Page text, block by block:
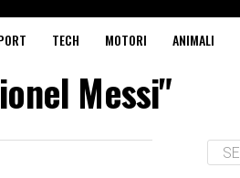
TECH MOTORI ANIMALI
Messi"